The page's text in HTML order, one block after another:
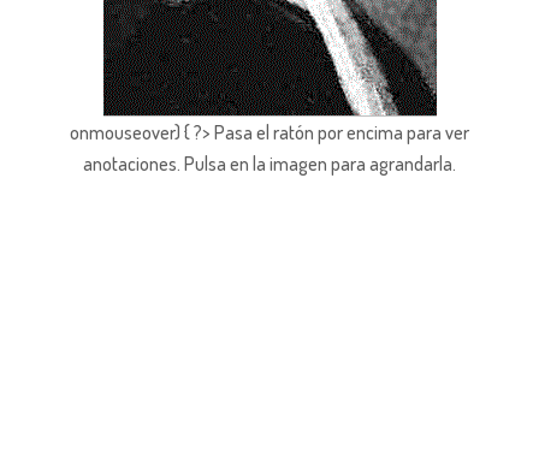
onmouseover) { ?> Pasa el ratón por encima para ver
anotaciones. Pulsa en la imagen para agrandarla.